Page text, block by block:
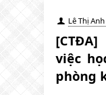
Lê Thị
việc
phòng